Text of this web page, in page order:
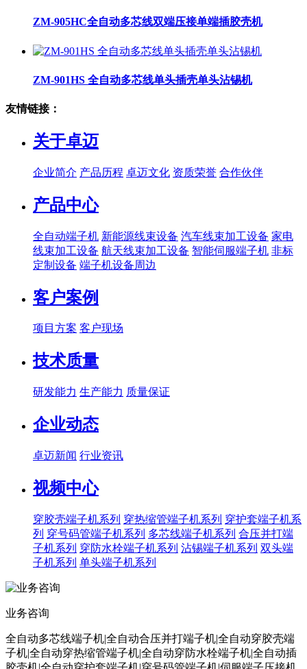
ZM-905HC全自动多芯线双端压接单端插胶壳机
ZM-901HS 全自动多芯线单头插壳单头沾锡机
友情链接：
关于卓迈
企业简介 产品历程 卓迈文化 资质荣誉 合作伙伴
产品中心
全自动端子机 新能源线束设备 汽车线束加工设备 家电
线束加工设备 航天线束加工设备 智能伺服端子机 非标
定制设备 端子机设备周边
客户案例
项目方案 客户现场
技术质量
研发能力 生产能力 质量保证
企业动态
卓迈新闻 行业资讯
视频中心
穿胶壳端子机系列 穿热缩管端子机系列 穿护套端子机系
列 穿号码管端子机系列 多芯线端子机系列 合压并打端
子机系列 穿防水栓端子机系列 沾锡端子机系列 双头端
子机系列 单头端子机系列
业务咨询
全自动多芯线端子机|全自动合压并打端子机|全自动穿胶壳端
子机|全自动穿热缩管端子机|全自动穿防水栓端子机|全自动插